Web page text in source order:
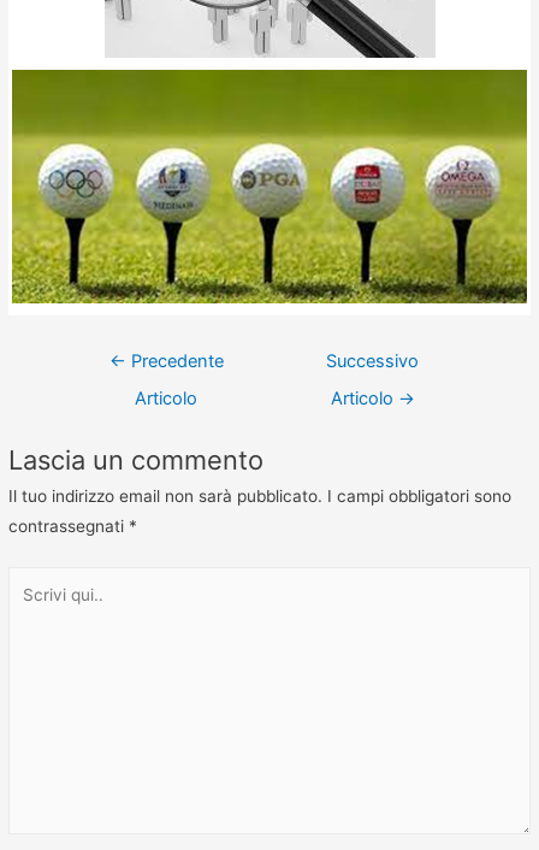
← Precedente
Articolo
Successivo
Articolo →
Lascia un commento
Il tuo indirizzo email non sarà pubblicato. I campi obbligatori sono
contrassegnati *